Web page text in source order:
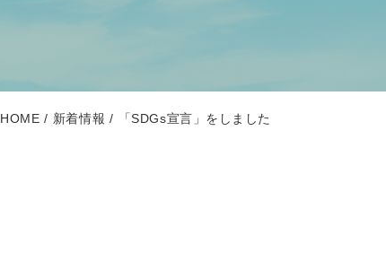
HOME 新着情報 「SDGs宣言」をしました